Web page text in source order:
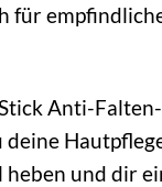
für
Anti-
deine
heben und dir